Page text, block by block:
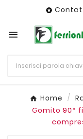


Home
Gomito 90°